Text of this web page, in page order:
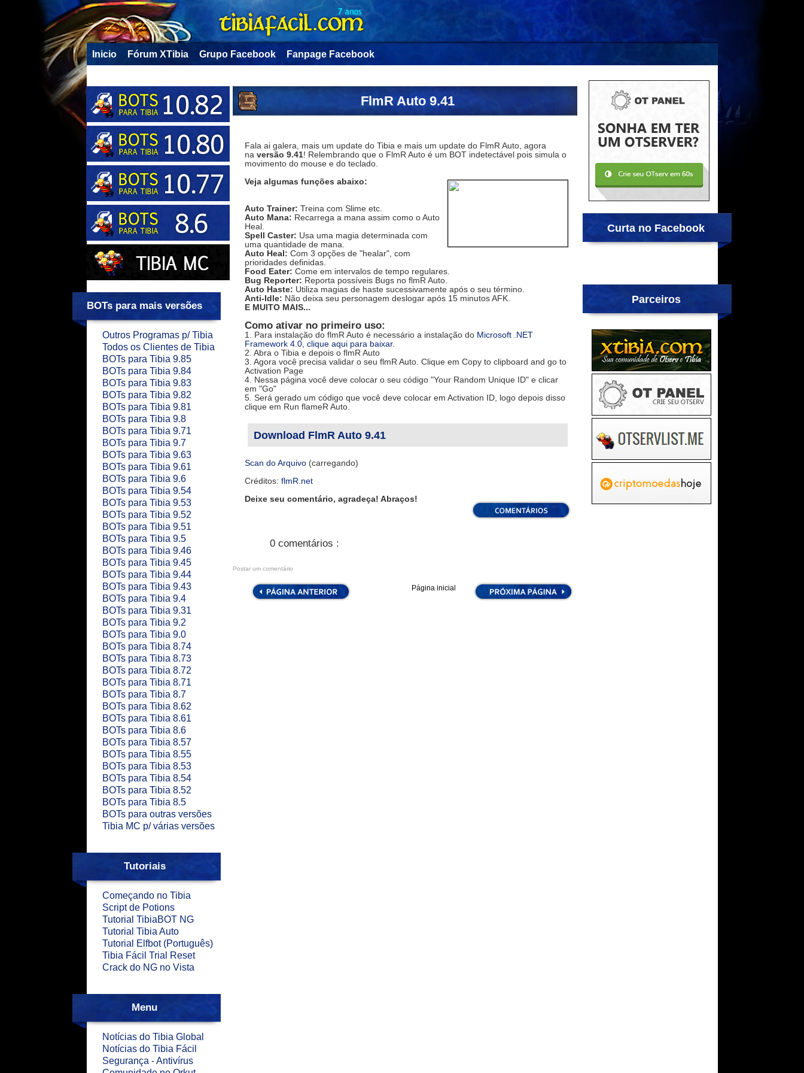
Inicio Fórum XTibia Grupo Facebook Fanpage Facebook
BOTs para mais versões
Outros Programas p/ Tibia
Todos os Clientes de Tibia
BOTs para Tibia 9.85
BOTs para Tibia 9.84
BOTs para Tibia 9.83
BOTs para Tibia 9.82
BOTs para Tibia 9.81
BOTs para Tibia 9.8
BOTs para Tibia 9.71
BOTs para Tibia 9.7
BOTs para Tibia 9.63
BOTs para Tibia 9.61
BOTs para Tibia 9.6
BOTs para Tibia 9.54
BOTs para Tibia 9.53
BOTs para Tibia 9.52
BOTs para Tibia 9.51
BOTs para Tibia 9.5
BOTs para Tibia 9.46
BOTs para Tibia 9.45
BOTs para Tibia 9.44
BOTs para Tibia 9.43
BOTs para Tibia 9.4
BOTs para Tibia 9.31
BOTs para Tibia 9.2
BOTs para Tibia 9.0
BOTs para Tibia 8.74
BOTs para Tibia 8.73
BOTs para Tibia 8.72
BOTs para Tibia 8.71
BOTs para Tibia 8.7
BOTs para Tibia 8.62
BOTs para Tibia 8.61
BOTs para Tibia 8.6
BOTs para Tibia 8.57
BOTs para Tibia 8.55
BOTs para Tibia 8.53
BOTs para Tibia 8.54
BOTs para Tibia 8.52
BOTs para Tibia 8.5
BOTs para outras versões
Tibia MC p/ várias versões
Tutoriais
Começando no Tibia
Script de Potions
Tutorial TibiaBOT NG
Tutorial Tibia Auto
Tutorial Elfbot (Português)
Tibia Fácil Trial Reset
Crack do NG no Vista
Menu
Notícias do Tibia Global
Notícias do Tibia Fácil
Segurança - Antivírus
FlmR Auto 9.41
Fala ai galera, mais um update do Tibia e mais um update do FlmR Auto, agora
na versão 9.41! Relembrando que o FlmR Auto é um BOT indetectável pois simula o
movimento do mouse e do teclado.
Veja algumas funções abaixo:
Auto Trainer: Treina com Slime etc.
Auto Mana: Recarrega a mana assim como o Auto
Heal.
Spell Caster: Usa uma magia determinada com
uma quantidade de mana.
Auto Heal: Com 3 opções de "healar", com
prioridades definidas.
Food Eater: Come em intervalos de tempo regulares.
Bug Reporter: Reporta possíveis Bugs no flmR Auto.
Auto Haste: Utiliza magias de haste sucessivamente após o seu término.
Anti-Idle: Não deixa seu personagem deslogar após 15 minutos AFK.
E MUITO MAIS...
Como ativar no primeiro uso:
1. Para instalação do flmR Auto é necessário a instalação do Microsoft .NET
Framework 4.0, clique aqui para baixar.
2. Abra o Tibia e depois o flmR Auto
3. Agora você precisa validar o seu flmR Auto. Clique em Copy to clipboard and go to
Activation Page
4. Nessa página você deve colocar o seu código "Your Random Unique ID" e clicar
em "Go"
5. Será gerado um código que você deve colocar em Activation ID, logo depois disso
clique em Run flameR Auto.
Download FlmR Auto 9.41
Scan do Arquivo(carregando)
Créditos: flmR.net
Deixe seu comentário, agradeça! Abraços!
0 comentários :
Postar um comentário
Página inicial
Curta no Facebook
Parceiros